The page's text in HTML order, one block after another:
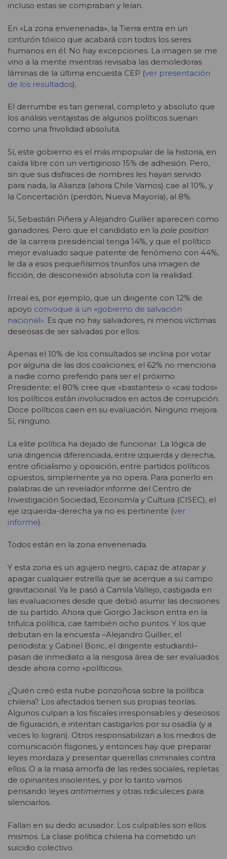
incluso estas se compraban y leían.
En «La zona envenenada», la Tierra entra en un
cinturón tóxico que acabará con todos los seres
humanos en él. No hay excepciones. La imagen se me
vino a la mente mientras revisaba las demoledoras
láminas de la última encuesta CEP (ver presentación
de los resultados).
El derrumbe es tan general, completo y absoluto que
los análisis ventajistas de algunos políticos suenan
como una frivolidad absoluta.
Sí, este gobierno es el más impopular de la historia, en
caída libre con un vertiginoso 15% de adhesión. Pero,
sin que sus disfraces de nombres les hayan servido
para nada, la Alianza (ahora Chile Vamos) cae al 10%, y
la Concertación (perdón, Nueva Mayoría), al 8%.
Sí, Sebastián Piñera y Alejandro Guillier aparecen como
ganadores. Pero que el candidato en la pole position
de la carrera presidencial tenga 14%, y que el político
mejor evaluado saque patente de fenómeno con 44%,
le da a esos pequeñísimos triunfos una imagen de
ficción, de desconexión absoluta con la realidad.
Irreal es, por ejemplo, que un dirigente con 12% de
apoyo convoque a un «gobierno de salvación
nacional». Es que no hay salvadores, ni menos víctimas
deseosas de ser salvadas por ellos.
Apenas el 10% de los consultados se inclina por votar
por alguna de las dos coaliciones; el 62% no menciona
a nadie como preferido para ser el próximo
Presidente; el 80% cree que «bastantes» o «casi todos»
los políticos están involucrados en actos de corrupción.
Doce políticos caen en su evaluación. Ninguno mejora.
Sí, ninguno.
La elite política ha dejado de funcionar. La lógica de
una dirigencia diferenciada, entre izquierda y derecha,
entre oficialismo y oposición, entre partidos políticos
opuestos, simplemente ya no opera. Para ponerlo en
palabras de un revelador informe del Centro de
Investigación Sociedad, Economía y Cultura (CISEC), el
eje izquierda-derecha ya no es pertinente (ver
informe).
Todos están en la zona envenenada.
Y esta zona es un agujero negro, capaz de atrapar y
apagar cualquier estrella que se acerque a su campo
gravitacional. Ya le pasó a Camila Vallejo, castigada en
las evaluaciones desde que debió asumir las decisiones
de su partido. Ahora que Giorgio Jackson entra en la
trifulca política, cae también ocho puntos. Y los que
debutan en la encuesta –Alejandro Guillier, el
periodista; y Gabriel Boric, el dirigente estudiantil–
pasan de inmediato a la riesgosa área de ser evaluados
desde ahora como «políticos».
¿Quién creó esta nube ponzoñosa sobre la política
chilena? Los afectados tienen sus propias teorías.
Algunos culpan a los fiscales irresponsables y deseosos
de figuración, e intentan castigarlos por su osadía (y a
veces lo logran). Otros responsabilizan a los medios de
comunicación fisgones, y entonces hay que preparar
leyes mordaza y presentar querellas criminales contra
ellos. O a la masa amorfa de las redes sociales, repletas
de opinantes insolentes, y por lo tanto vamos
pensando leyes antimemes y otras ridiculeces para
silenciarlos.
Fallan en su dedo acusador. Los culpables son ellos
mismos. La clase política chilena ha cometido un
suicidio colectivo.